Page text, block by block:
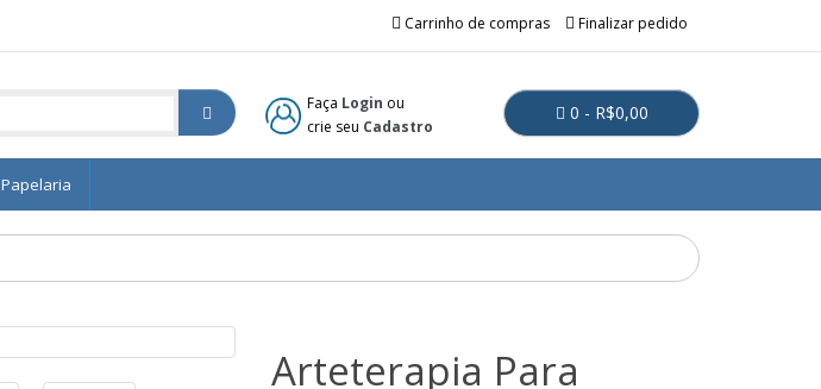
Carrinho de compras Finalizar pedido
Faça Login ou
crie seu Cadastro
0 - R$0,00
Papelaria
Arteterapia Para